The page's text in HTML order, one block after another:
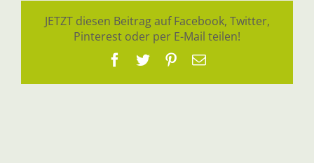
JETZT diesen Beitrag auf Facebook, Twitter,
Pinterest oder per E-Mail teilen!
Facebook
TwitterPinterest
E-